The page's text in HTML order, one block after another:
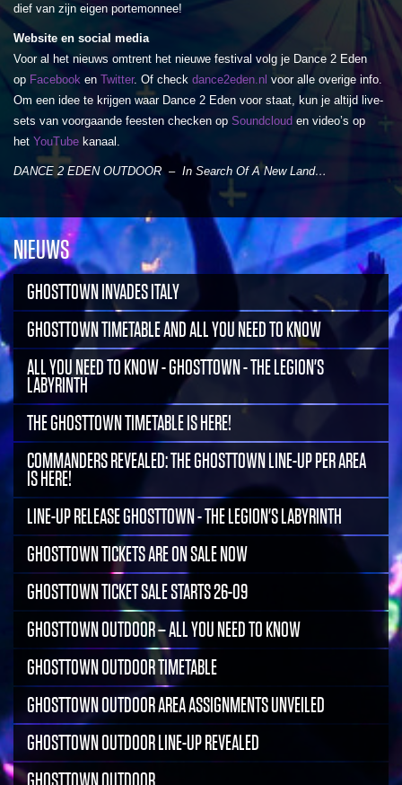
dief van zijn eigen portemonnee!
Website en social media
Voor al het nieuws omtrent het nieuwe festival volg je Dance 2 Eden
op Facebook en Twitter. Of check dance2eden.nl voor alle overige info.
Om een idee te krijgen waar Dance 2 Eden voor staat, kun je altijd live-
sets van voorgaande feesten checken op Soundcloud en video’s op
het YouTube kanaal.
DANCE 2 EDEN OUTDOOR – In Search Of A New Land…
NIEUWS
GHOSTTOWN INVADES ITALY
GHOSTTOWN TIMETABLE AND ALL YOU NEED TO KNOW
ALL YOU NEED TO KNOW - GHOSTTOWN - THE LEGION'S
LABYRINTH
THE GHOSTTOWN TIMETABLE IS HERE!
COMMANDERS REVEALED: THE GHOSTTOWN LINE-UP PER AREA
IS HERE!
LINE-UP RELEASE GHOSTTOWN - THE LEGION'S LABYRINTH
GHOSTTOWN TICKETS ARE ON SALE NOW
GHOSTTOWN TICKET SALE STARTS 26-09
GHOSTTOWN OUTDOOR – ALL YOU NEED TO KNOW
GHOSTTOWN OUTDOOR TIMETABLE
GHOSTTOWN OUTDOOR AREA ASSIGNMENTS UNVEILED
GHOSTTOWN OUTDOOR LINE-UP REVEALED